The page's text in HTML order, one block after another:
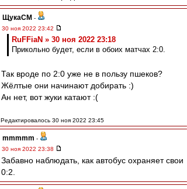
ЩукаСМ -
30 ноя 2022 23:42
RuFFiaN » 30 ноя 2022 23:18
Прикольно будет, если в обоих матчах 2:0.
Так вроде по 2:0 уже не в пользу пшеков?
Жёлтые они начинают добирать :)
Ан нет, вот жуки катают :(
Редактировалось 30 ноя 2022 23:45
mmmmm -
30 ноя 2022 23:38
Забавно наблюдать, как автобус охраняет свои
0:2.